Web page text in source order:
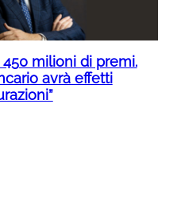
milioni di premi.
avrà effetti